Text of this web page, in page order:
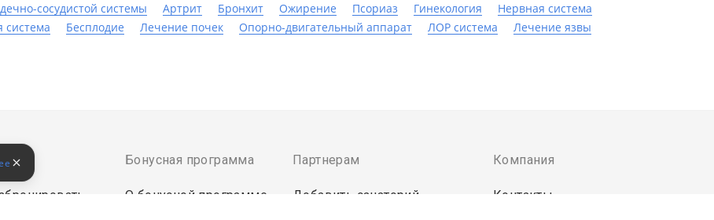
сосудистой системы
Артрит Бронхит Ожирение Псориаз Гинекология
Нервная система
система
Бесплодие Лечение почек Опорно-двигательный аппарат ЛОР система
Лечение язвы
Бонусная программа
О бонусной программе
Партнерам
Добавить санаторий
Компания
Контакты